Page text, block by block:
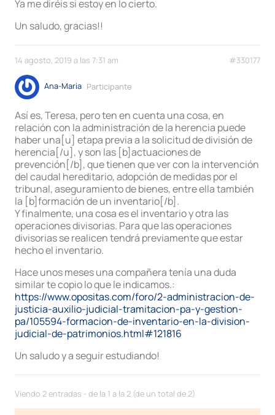
Ya me diréis si estoy en lo cierto.
Un saludo, gracias!!
14 agosto, 2019 a las 7:31 am #330177
Ana-Maria Participante
Así es, Teresa, pero ten en cuenta una cosa, en
relación con la administración de la herencia puede
haber una[u] etapa previa a la solicitud de división de
herencia[/u], y son las [b]actuaciones de
prevención[/b], que tienen que ver con la intervención
del caudal hereditario, adopción de medidas por el
tribunal, aseguramiento de bienes, entre ella también
la [b]formación de un inventario[/b].
Y finalmente, una cosa es el inventario y otra las
operaciones divisorias. Para que las operaciones
divisorias se realicen tendrá previamente que estar
hecho el inventario.
Hace unos meses una compañera tenía una duda
similar te copio lo que le indicamos.:
https://www.opositas.com/foro/2-administracion-de-
justicia-auxilio-judicial-tramitacion-pa-y-gestion-
pa/105594-formacion-de-inventario-en-la-division-
judicial-de-patrimonios.html#121816
Un saludo y a seguir estudiando!
Viendo 2 entradas - de la 1 a la 2 (de un total de 2)